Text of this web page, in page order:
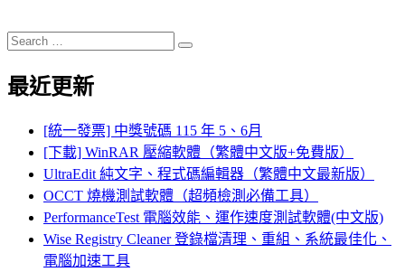
Search
for:
Search
最近更新
[統一發票] 中獎號碼 115 年 5、6月
[下載] WinRAR 壓縮軟體（繁體中文版+免費版）
UltraEdit 純文字、程式碼編輯器（繁體中文最新版）
OCCT 燒機測試軟體（超頻檢測必備工具）
PerformanceTest 電腦效能、運作速度測試軟體(中文版)
Wise Registry Cleaner 登錄檔清理、重組、系統最佳化、
電腦加速工具